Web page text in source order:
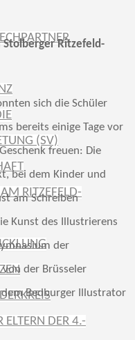
(SV)
RITZEFELD-
DER 4.-
Ritzefeld-
sich die Schüler
bereits einige Tage vor
freuen: Die
bei dem Kinder und
am Schreiben
Kunst des Illustrierens
der
der Brüsseler
Bedburger Illustrator